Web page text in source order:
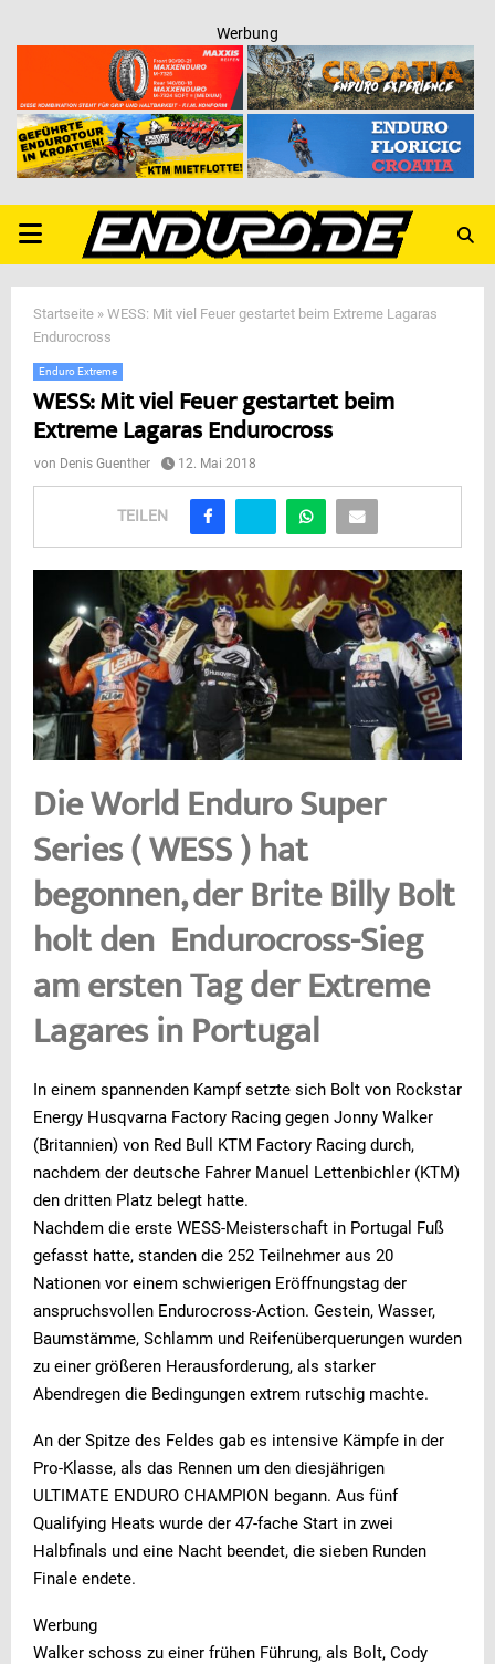
Werbung
PRIMARY
MENU
Startseite » WESS: Mit viel Feuer gestartet beim Extreme Lagaras
Endurocross
Enduro Extreme
WESS: Mit viel Feuer gestartet beim
Extreme Lagaras Endurocross
von Denis Guenther 12. Mai 2018
TEILEN
Die World Enduro Super
Series ( WESS ) hat
begonnen, der Brite Billy Bolt
holt den Endurocross-Sieg
am ersten Tag der Extreme
Lagares in Portugal
In einem spannenden Kampf setzte sich Bolt von Rockstar
Energy Husqvarna Factory Racing gegen Jonny Walker
(Britannien) von Red Bull KTM Factory Racing durch,
nachdem der deutsche Fahrer Manuel Lettenbichler (KTM)
den dritten Platz belegt hatte.
Nachdem die erste WESS-Meisterschaft in Portugal Fuß
gefasst hatte, standen die 252 Teilnehmer aus 20
Nationen vor einem schwierigen Eröffnungstag der
anspruchsvollen Endurocross-Action. Gestein, Wasser,
Baumstämme, Schlamm und Reifenüberquerungen wurden
zu einer größeren Herausforderung, als starker
Abendregen die Bedingungen extrem rutschig machte.
An der Spitze des Feldes gab es intensive Kämpfe in der
Pro-Klasse, als das Rennen um den diesjährigen
ULTIMATE ENDURO CHAMPION begann. Aus fünf
Qualifying Heats wurde der 47-fache Start in zwei
Halbfinals und eine Nacht beendet, die sieben Runden
Finale endete.
Werbung
Walker schoss zu einer frühen Führung, als Bolt, Cody